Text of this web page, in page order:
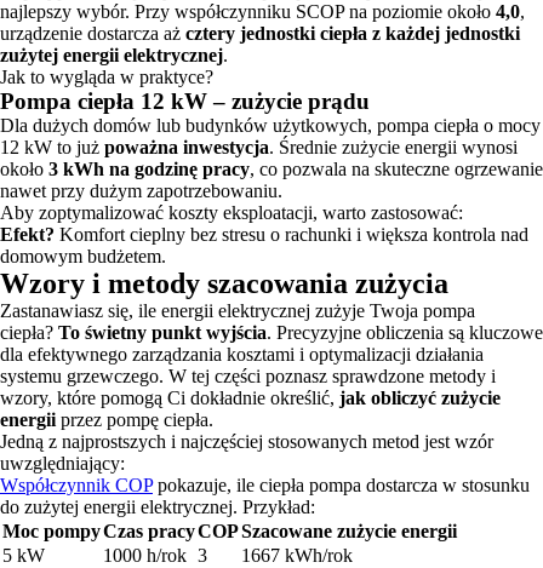
najlepszy wybór. Przy współczynniku SCOP na poziomie około 4,0,
urządzenie dostarcza aż cztery jednostki ciepła z każdej jednostki
zużytej energii elektrycznej.
Jak to wygląda w praktyce?
Pompa ciepła 12 kW – zużycie prądu
Dla dużych domów lub budynków użytkowych, pompa ciepła o mocy
12 kW to już poważna inwestycja. Średnie zużycie energii wynosi
około 3 kWh na godzinę pracy, co pozwala na skuteczne ogrzewanie
nawet przy dużym zapotrzebowaniu.
Aby zoptymalizować koszty eksploatacji, warto zastosować:
Efekt? Komfort cieplny bez stresu o rachunki i większa kontrola nad
domowym budżetem.
Wzory i metody szacowania zużycia
Zastanawiasz się, ile energii elektrycznej zużyje Twoja pompa
ciepła? To świetny punkt wyjścia. Precyzyjne obliczenia są kluczowe
dla efektywnego zarządzania kosztami i optymalizacji działania
systemu grzewczego. W tej części poznasz sprawdzone metody i
wzory, które pomogą Ci dokładnie określić, jak obliczyć zużycie
energii przez pompę ciepła.
Jedną z najprostszych i najczęściej stosowanych metod jest wzór
uwzględniający:
Współczynnik COPpokazuje, ile ciepła pompa dostarcza w stosunku
do zużytej energii elektrycznej. Przykład:
Moc pompyCzas pracyCOPSzacowane zużycie energii
5 kW
1000 h/rok 3
1667 kWh/rok